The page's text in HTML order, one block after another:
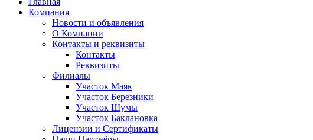
Компания
Новости и объявления
О Компании
Контакты и реквизиты
Контакты
Реквизиты
Филиалы
Участок Маяк
Участок Березники
Участок Шумы
Участок Баклановка
Лицензии и Сертификаты